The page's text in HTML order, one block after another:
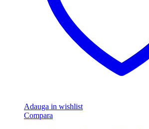
Adauga in wishlist
Compara